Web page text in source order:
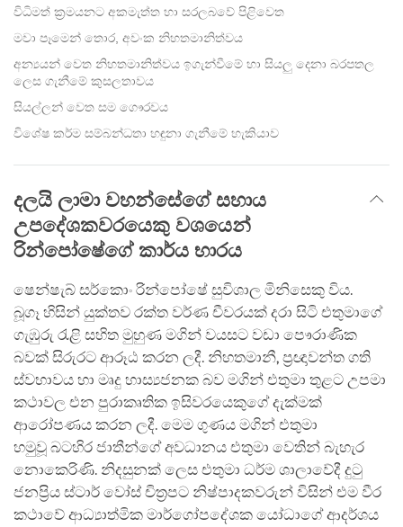
විධිමත් ක්‍රමයනට අකමැත්ත හා සරලබවේ පිළිවෙත
මවා පෑමෙන් තොර, අවංක නිහතමානිත්වය
අන්‍යයන් වෙත නිහතමානිත්වය ඉගැන්වීමේ හා සියලු දෙනා බරපතල
ලෙස ගැනීමේ කුසලතාවය
සියල්ලන් වෙත සම ගෞරවය
විශේෂ කර්ම සම්බන්ධතා හඳුනා ගැනීමේ හැකියාව
දලයි ලාමා වහන්සේගේ සහාය
උපදේශකවරයෙකු වශයෙන්
රින්පෝෂේගේ කාර්ය භාරය
ෂෙන්ෂැබ් සර්කොං රින්පෝෂේ සුවිශාල මිනිසෙකු විය.
බූගෑ හිසින් යුක්තව රක්ත වර්ණ චීවරයක් දරා සිටි එතුමාගේ
ගැඹුරු රැළි සහිත මුහුණ මගින් වයසට වඩා පෞරාණික
බවක් සිරුරට ආරූඨ කරන ලදී. නිහතමානී, ප්‍රඥාවන්ත ගති
ස්වභාවය හා මෘදු හාස්‍යජනක බව මගින් එතුමා තුළට උපමා
කථාවල එන පුරාකෘතික ඉසිවරයෙකුගේ දැක්මක්
ආරෝපණය කරන ලදී. මෙම ගුණය මගින් එතුමා
හමුවූ බටහිර ජාතීන්ගේ අවධානය එතුමා වෙතින් බැහැර
නොකෙරිණි. නිදසුනක් ලෙස එතුමා ධර්ම ශාලාවේදී දුටු
ජනප්‍රිය ස්ටාර් වෝස් චිත්‍රපට නිෂ්පාදකවරුන් විසින් එම වීර
කථාවේ ආධ්‍යාත්මික මාර්ගෝපදේශක යෝධාගේ ආදර්ශය